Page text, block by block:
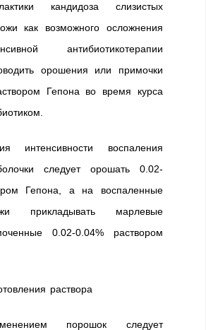
кандидоза слизистых
как возможного осложнения
антибиотикотерапии
орошения или примочки
Гепона во время курса
интенсивности воспаления
следует орошать 0.02-
Гепона, а на воспаленные
прикладывать марлевые
0.02-0.04% раствором
раствора
порошок следует